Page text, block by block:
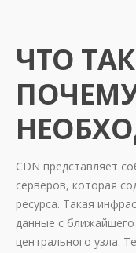
ЧТО
CDN представляет
серверов, которая
ресурса. Такая
данные с
центрального узла.